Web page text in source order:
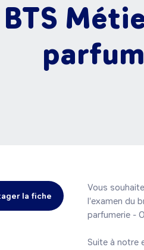
BTS
la fiche
Vous
l'examen du
parfumerie -
Suite à notre